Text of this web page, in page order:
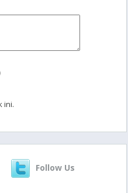
ini.
Follow Us